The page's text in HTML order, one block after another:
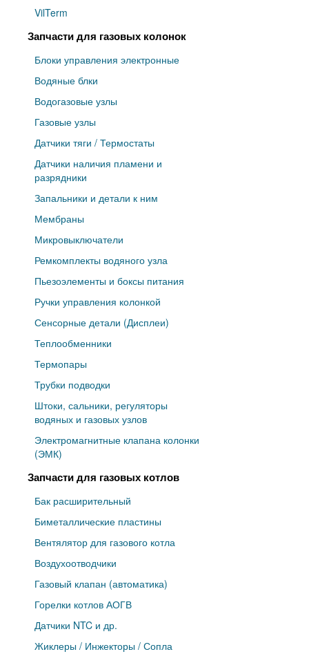
VilTerm
Запчасти для газовых колонок
Блоки управления электронные
Водяные блки
Водогазовые узлы
Газовые узлы
Датчики тяги / Термостаты
Датчики наличия пламени и
разрядники
Запальники и детали к ним
Мембраны
Микровыключатели
Ремкомплекты водяного узла
Пьезоэлементы и боксы питания
Ручки управления колонкой
Сенсорные детали (Дисплеи)
Теплообменники
Термопары
Трубки подводки
Штоки, сальники, регуляторы
водяных и газовых узлов
Электромагнитные клапана колонки
(ЭМК)
Запчасти для газовых котлов
Бак расширительный
Биметаллические пластины
Вентялятор для газового котла
Воздухоотводчики
Газовый клапан (автоматика)
Горелки котлов АОГВ
Датчики NTC и др.
Жиклеры / Инжекторы / Сопла